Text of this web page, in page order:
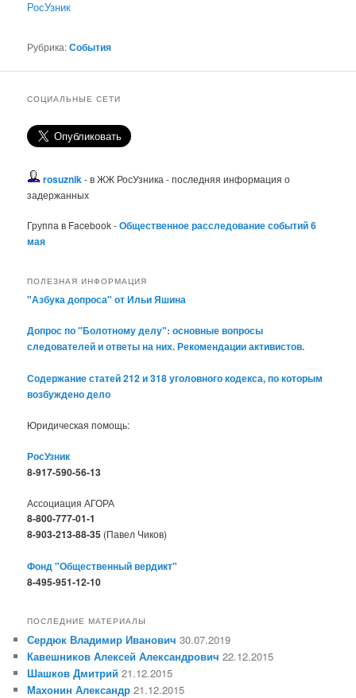
РосУзник
Рубрика:События
СОЦИАЛЬНЫЕ СЕТИ
rosuznik- в ЖЖ РосУзника - последняя информация о
задержанных
Группа в Facebook -Общественное расследование событий 6
мая
ПОЛЕЗНАЯ ИНФОРМАЦИЯ
"Азбука допроса" от Ильи Яшина
Допрос по "Болотному делу": основные вопросы
следователей и ответы на них. Рекомендации активистов.
Содержание статей 212 и 318 уголовного кодекса, по которым
возбуждено дело
Юридическая помощь:
РосУзник
8-917-590-56-13
Ассоциация АГОРА
8-800-777-01-1
8-903-213-88-35 (Павел Чиков)
Фонд "Общественный вердикт"
8-495-951-12-10
ПОСЛЕДНИЕ МАТЕРИАЛЫ
Сердюк Владимир Иванович 30.07.2019
Кавешников Алексей Александрович 22.12.2015
Шашков Дмитрий 21.12.2015
Махонин Александр 21.12.2015